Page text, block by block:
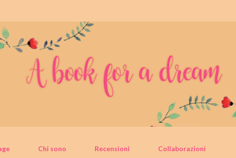
Chi sono Recensioni Collaborazioni